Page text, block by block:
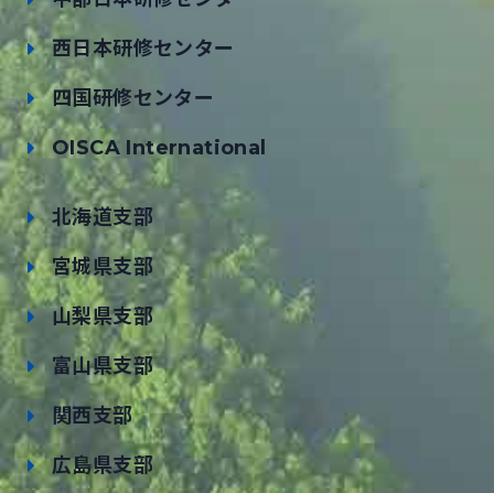
西日本研修センター
四国研修センター
OISCA International
北海道支部
宮城県支部
山梨県支部
富山県支部
関西支部
広島県支部